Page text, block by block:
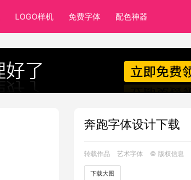
LOGO样机 免费字体 配色神器
奔跑字体设计下载
转载作品 艺术字体 © 版权信息
下载大图